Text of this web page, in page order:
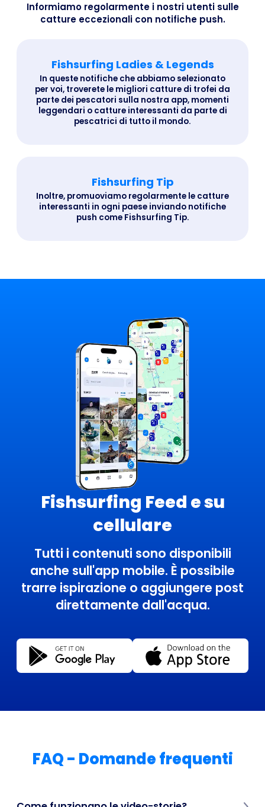
Informiamo regolarmente i nostri utenti sulle
catture eccezionali con notifiche push.
Fishsurfing Ladies & Legends
In queste notifiche che abbiamo selezionato
per voi, troverete le migliori catture di trofei da
parte dei pescatori sulla nostra app, momenti
leggendari o catture interessanti da parte di
pescatrici di tutto il mondo.
Fishsurfing Tip
Inoltre, promuoviamo regolarmente le catture
interessanti in ogni paese inviando notifiche
push come Fishsurfing Tip.
Fishsurfing Feed e su
cellulare
Tutti i contenuti sono disponibili
anche sull'app mobile. È possibile
trarre ispirazione o aggiungere post
direttamente dall'acqua.
FAQ - Domande frequenti